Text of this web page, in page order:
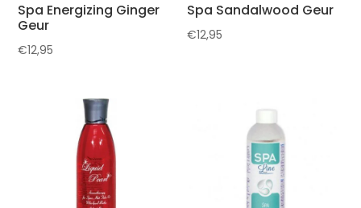
Spa Energizing Ginger
Geur
€12,95
Spa Sandalwood Geur
€12,95